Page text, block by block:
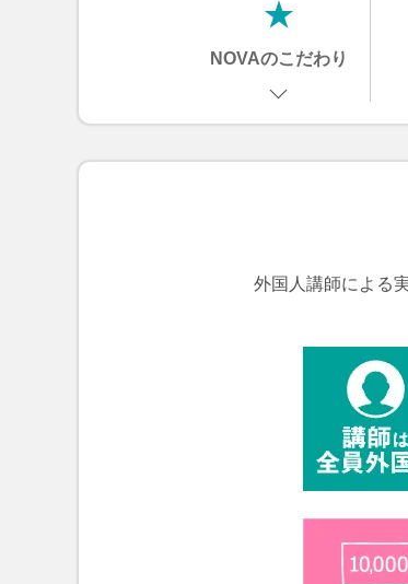
NOVAのこだわり
外国人講師による